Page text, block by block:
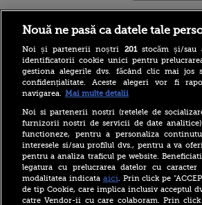
româncă a fost
Germania
favoarea Rusiei
Alerta West
persoane au
numărul
10. Măsurile de
împotriva
Nouă ne pasă ca datele tale
Noi și partenerii noștri 201stocăm și/sau
identificatorii cookie unici pentru
gestiona alegerile dvs. făcând clic mai
confidențialitate. Aceste alegeri vor fi
navigarea. Mai multe detalii
Noi si partenerii nostri (retelele de
furnizorii nostri de servicii de date
functioneze, pentru a personaliza
interesele si/sau profilul dvs., pentru a va
pentru a analiza traficul pe website.
legatura cu prelucrarea datelor cu
modalitatea indicata aici. Prin click pe
de tip Cookie, care implica inclusiv acceptul
catre Vendor-ii cu care colaboram. Prin click